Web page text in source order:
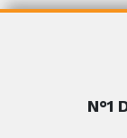
N°1